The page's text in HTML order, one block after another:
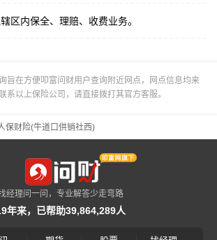
区内保全、理赔、收费业务。
旨在方便叩富问财用户查询附近网点，网点信息均来
系以上保险公司，请直接拨打其官方客服。
保财险(牛道口供销社西)
经理问一问，专业解答少走弯路
年来，已帮助39,864,289人